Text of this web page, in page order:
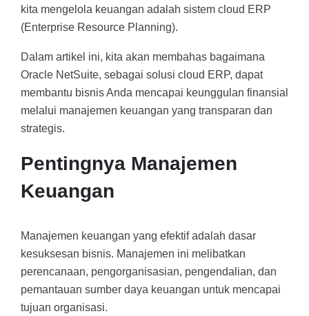
kita mengelola keuangan adalah sistem cloud ERP
(Enterprise Resource Planning).
Dalam artikel ini, kita akan membahas bagaimana
Oracle NetSuite, sebagai solusi cloud ERP, dapat
membantu bisnis Anda mencapai keunggulan finansial
melalui manajemen keuangan yang transparan dan
strategis.
Pentingnya Manajemen
Keuangan
Manajemen keuangan yang efektif adalah dasar
kesuksesan bisnis. Manajemen ini melibatkan
perencanaan, pengorganisasian, pengendalian, dan
pemantauan sumber daya keuangan untuk mencapai
tujuan organisasi.